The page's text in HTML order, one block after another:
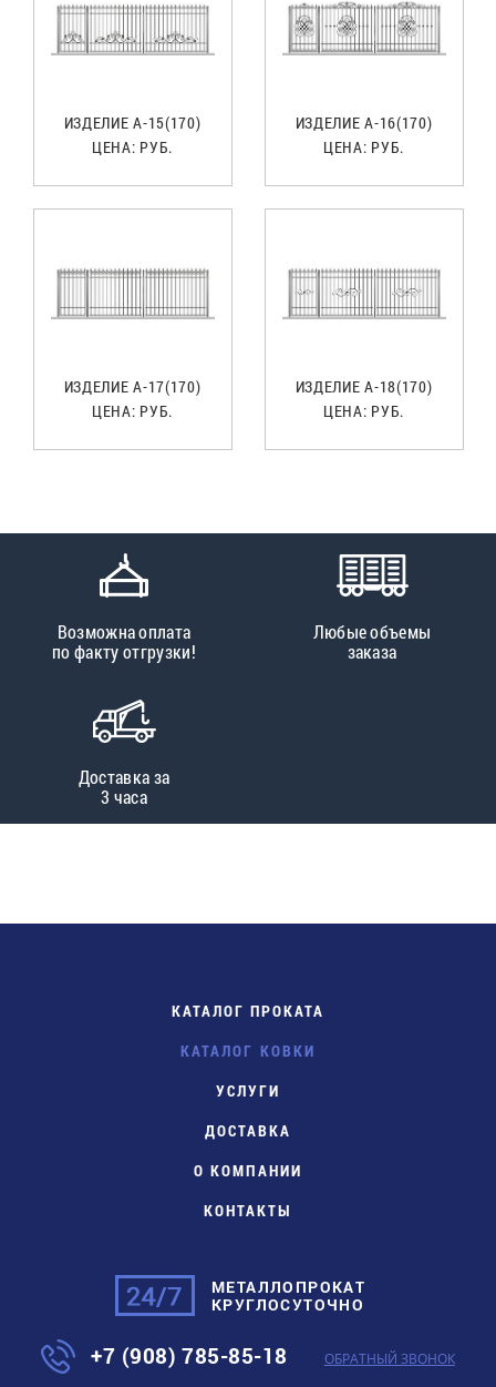
ИЗДЕЛИЕ А-15(170)
ЦЕНА: РУБ.
ИЗДЕЛИЕ А-16(170)
ЦЕНА: РУБ.
ИЗДЕЛИЕ А-17(170)
ЦЕНА: РУБ.
ИЗДЕЛИЕ А-18(170)
ЦЕНА: РУБ.
Возможна оплата
по факту отгрузки!
Любые объемы
заказа
Доставка за
3 часа
КАТАЛОГ ПРОКАТА
КАТАЛОГ КОВКИ
УСЛУГИ
ДОСТАВКА
О КОМПАНИИ
КОНТАКТЫ
МЕТАЛЛОПРОКАТ
КРУГЛОСУТОЧНО
+7 (908) 785-85-18 ОБРАТНЫЙ ЗВОНОК